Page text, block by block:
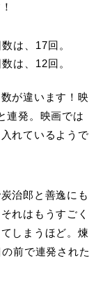
は、17回。
は、12回。
が違います！映
連発。映画では
れているようで
治郎と善逸にも
れはもうすごく
しまうほど。煉
前で連発された